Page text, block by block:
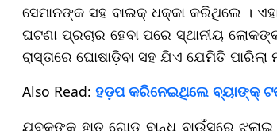
ସେମାନଙ୍କ ସହ ବାଇକ୍ ଧକ୍କା କରିଥିଲେ ।
ଘଟଣା ପ୍ରଚାର ହେବା ପରେ ସ୍ଥାନୀୟ
ରାସ୍ତାରେ ଘୋଷାଡ଼ିବା ସହ ଯିଏ ଯେମିତି ପାରିଲା
Also Read: ହଡ଼ପ କରିନେଇଥିଲେ ବ୍ୟାଙ୍କ୍
ଯୁବକଙ୍କ ହାତ ଗୋଡ଼ ବାନ୍ଧି ବାଉଁସରେ ଝୁଲାଇ